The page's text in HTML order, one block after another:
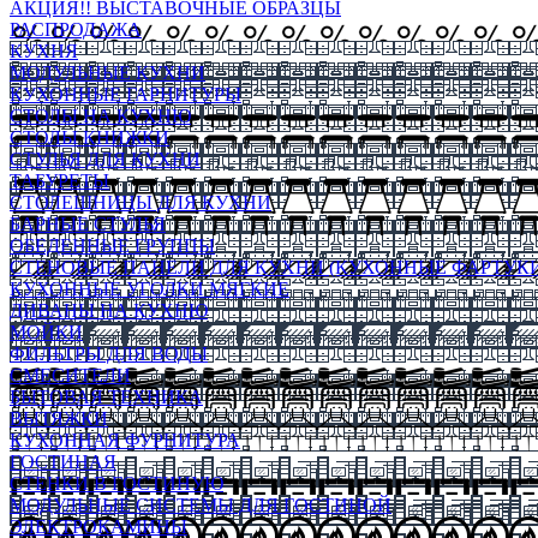
АКЦИЯ!! ВЫСТАВОЧНЫЕ ОБРАЗЦЫ
РАСПРОДАЖА
КУХНЯ
МОДУЛЬНЫЕ КУХНИ
КУХОННЫЕ ГАРНИТУРЫ
СТОЛЫ НА КУХНЮ
СТОЛЫ КНИЖКИ
СТУЛЬЯ ДЛЯ КУХНИ
ТАБУРЕТЫ
СТОЛЕШНИЦЫ ДЛЯ КУХНИ
БАРНЫЕ СТУЛЬЯ
ОБЕДЕННЫЕ ГРУППЫ
СТЕНОВЫЕ ПАНЕЛИ ДЛЯ КУХНИ (КУХОННЫЕ
КУХОННЫЕ УГОЛКИ МЯГКИЕ
ДИВАНЫ НА КУХНЮ
МОЙКИ
ФИЛЬТРЫ ДЛЯ ВОДЫ
СМЕСИТЕЛИ
БЫТОВАЯ ТЕХНИКА
ВЫТЯЖКИ
КУХОННАЯ ФУРНИТУРА
ГОСТИНАЯ
СТЕНКИ В ГОСТИНУЮ
МОДУЛЬНЫЕ СИСТЕМЫ ДЛЯ ГОСТИНОЙ
ЭЛЕКТРОКАМИНЫ